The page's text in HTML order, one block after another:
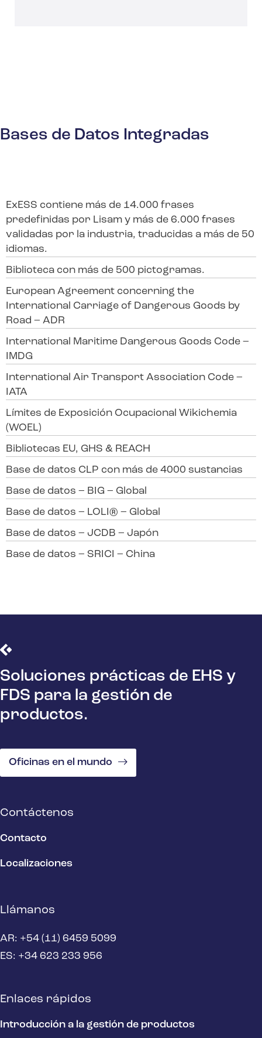
Bases de Datos Integradas
ExESS contiene más de 14.000 frases
predefinidas por Lisam y más de 6.000 frases
validadas por la industria, traducidas a más de 50
idiomas.
Biblioteca con más de 500 pictogramas.
European Agreement concerning the
International Carriage of Dangerous Goods by
Road – ADR
International Maritime Dangerous Goods Code –
IMDG
International Air Transport Association Code –
IATA
Límites de Exposición Ocupacional Wikichemia
(WOEL)
Bibliotecas EU, GHS & REACH
Base de datos CLP con más de 4000 sustancias
Base de datos – BIG – Global
Base de datos – LOLI® – Global
Base de datos – JCDB – Japón
Base de datos – SRICI – China
Soluciones prácticas de EHS y
FDS para la gestión de
productos.
Oficinas en el mundo
Contáctenos
Contacto
Localizaciones
Llámanos
AR: +54 (11) 6459 5099
ES: +34 623 233 956
Enlaces rápidos
Introducción a la gestión de productos